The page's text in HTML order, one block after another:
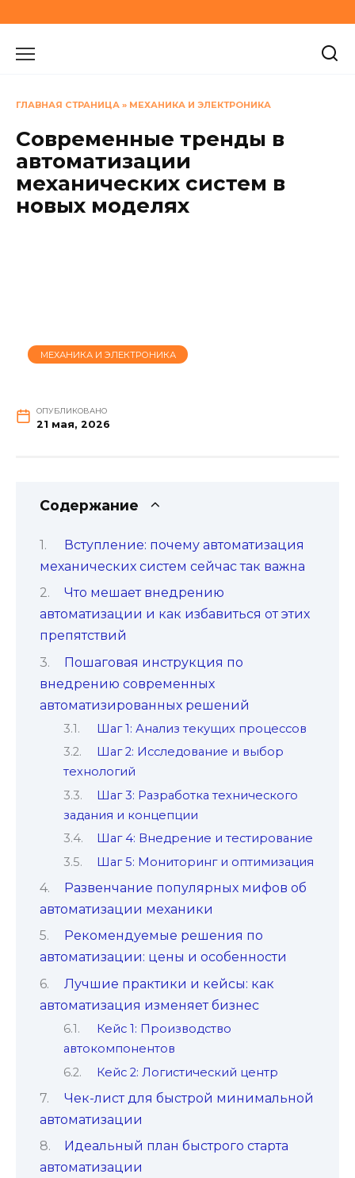
к
содержанию
ГЛАВНАЯ СТРАНИЦА » МЕХАНИКА И ЭЛЕКТРОНИКА
Современные тренды в
автоматизации
механических систем в
новых моделях
МЕХАНИКА И ЭЛЕКТРОНИКА
ОПУБЛИКОВАНО
21 мая, 2026
Содержание
Вступление: почему автоматизация
механических систем сейчас так важна
Что мешает внедрению
автоматизации и как избавиться от этих
препятствий
Пошаговая инструкция по
внедрению современных
автоматизированных решений
Шаг 1: Анализ текущих процессов
Шаг 2: Исследование и выбор
технологий
Шаг 3: Разработка технического
задания и концепции
Шаг 4: Внедрение и тестирование
Шаг 5: Мониторинг и оптимизация
Развенчание популярных мифов об
автоматизации механики
Рекомендуемые решения по
автоматизации: цены и особенности
Лучшие практики и кейсы: как
автоматизация изменяет бизнес
Кейс 1: Производство
автокомпонентов
Кейс 2: Логистический центр
Чек-лист для быстрой минимальной
автоматизации
Идеальный план быстрого старта
автоматизации